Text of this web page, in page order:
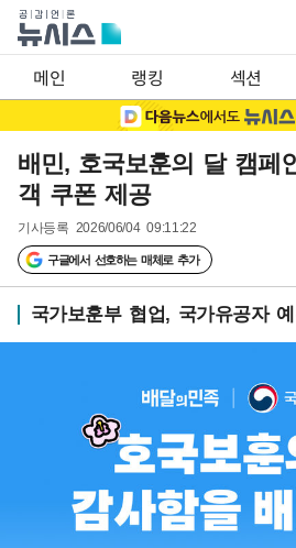
메인 랭킹 섹션
배민, 호국보훈의 달 캠
객 쿠폰 제공
기사등록 2026/06/04 09:11:22
구글에서 선호하는 매체로 추가
국가보훈부 협업, 국가유공자